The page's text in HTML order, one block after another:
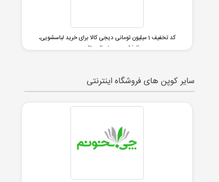
کد تخفیف 1 میلیون تومانی دیجی کالا برای خرید لباسشویی،
ظرفشویی، یخچال و تلوزیون
سایر کوپن های فروشگاه اینترنتی